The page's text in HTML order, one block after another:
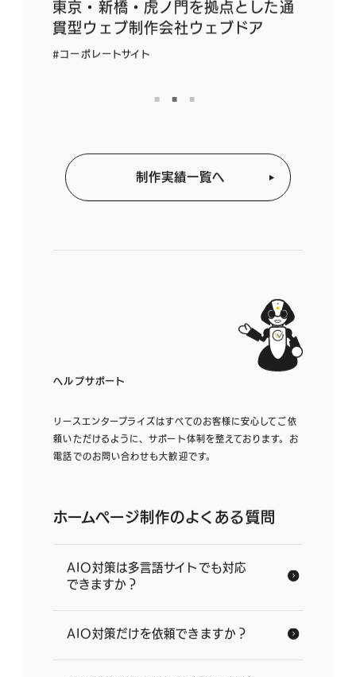
京・新橋・虎ノ門を拠点とした通
型ウェブ制作会社ウェブドア
ーポレートサイト
不動産向
制作実績一覧へ
ヘルプサポート
リースエンタープライズはすべてのお客様に安心してご依
頼いただけるように、サポート体制を整えております。お
電話でのお問い合わせも大歓迎です。
ホームページ制作のよくある質問
AIO対策は多言語サイトでも対応
できますか？
AIO対策だけを依頼できますか？